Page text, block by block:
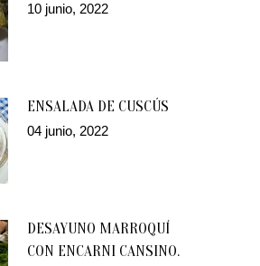
10 junio, 2022
ENSALADA DE CUSCÚS
04 junio, 2022
DESAYUNO MARROQUÍ
CON ENCARNI CANSINO.